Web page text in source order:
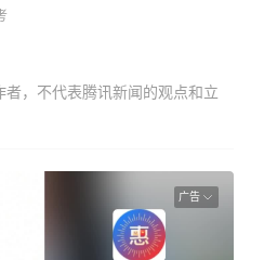
，不代表腾讯新闻的观点和立
广告